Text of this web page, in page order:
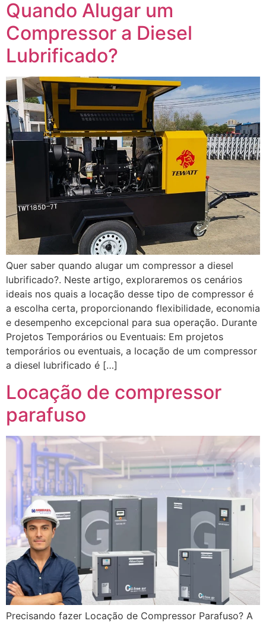
Quando Alugar um
Compressor a Diesel
Lubrificado?
Quer saber quando alugar um compressor a diesel
lubrificado?. Neste artigo, exploraremos os cenários
ideais nos quais a locação desse tipo de compressor é
a escolha certa, proporcionando flexibilidade, economia
e desempenho excepcional para sua operação. Durante
Projetos Temporários ou Eventuais: Em projetos
temporários ou eventuais, a locação de um compressor
a diesel lubrificado é […]
Locação de compressor
parafuso
Precisando fazer Locação de Compressor Parafuso? A